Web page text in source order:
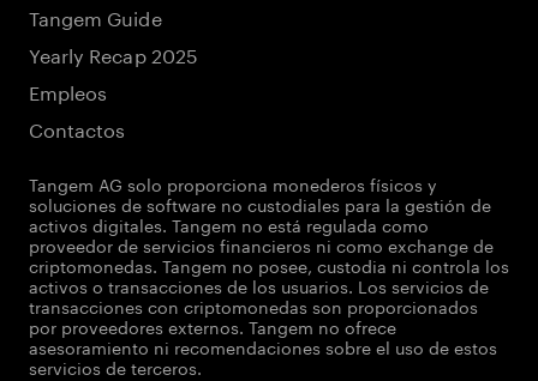
Tangem Guide
Yearly Recap 2025
Empleos
Contactos
Tangem AG solo proporciona monederos físicos y
soluciones de software no custodiales para la gestión de
activos digitales. Tangem no está regulada como
proveedor de servicios financieros ni como exchange de
criptomonedas. Tangem no posee, custodia ni controla los
activos o transacciones de los usuarios. Los servicios de
transacciones con criptomonedas son proporcionados
por proveedores externos. Tangem no ofrece
asesoramiento ni recomendaciones sobre el uso de estos
servicios de terceros.